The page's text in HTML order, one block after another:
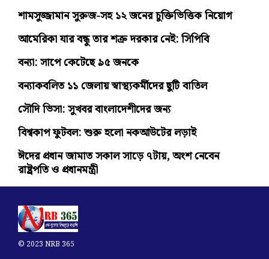
শামসুজ্জামান সুরুজ-সহ ১২ জনের চুক্তিভিত্তিক নিয়োগ
আমেরিকা যার বন্ধু তার শত্রু দরকার নেই: সিপিবি
বন্যা: সাপে কেটেছে ৯৫ জনকে
বন্যাকবলিত ১১ জেলায় স্বাস্থ্যকর্মীদের ছুটি বাতিল
সৌদি ভিসা: সুখবর বাংলাদেশীদের জন্য
বিশ্বকাপ ফুটবল: শুরু হলো নকআউটের লড়াই
ঈদের প্রধান জামাত সকাল সাড়ে ৭টায়, অংশ নেবেন
রাষ্ট্রপতি ও প্রধানমন্ত্রী
© 2023 NRB 365